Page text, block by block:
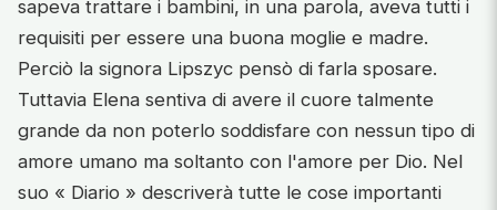
sapeva trattare i bambini, in una parola, aveva tutti i
requisiti per essere una buona moglie e madre.
Perciò la signora Lipszyc pensò di farla sposare.
Tuttavia Elena sentiva di avere il cuore talmente
grande da non poterlo soddisfare con nessun tipo di
amore umano ma soltanto con l'amore per Dio. Nel
suo « Diario » descriverà tutte le cose importanti